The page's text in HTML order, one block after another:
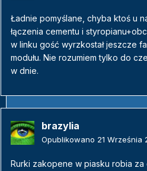
Ładnie pomyślane, chyba ktoś u
łączenia cementu i
w linku gość wyrzkostał jeszcze
modułu. Nie rozumiem tylko do
w dnie.
brazylia
Opublikowano 21 Września
Rurki zakopene w piasku robia za